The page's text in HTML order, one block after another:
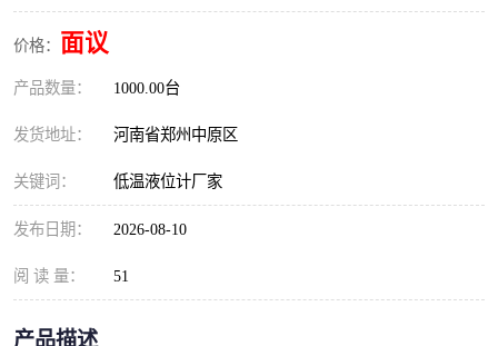
价格： 面议
产品数量： 1000.00台
发货地址： 河南省郑州中原区
关键词： 低温液位计厂家
发布日期： 2026-08-10
阅 读 量： 51
产品描述